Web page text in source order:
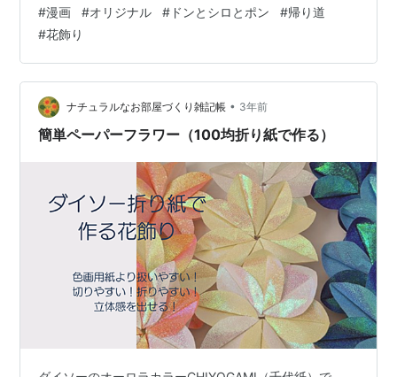
#漫画 #オリジナル # ドンとシロとポン #帰り道
#花飾り
ナチュラルなお部屋づくり雑記帳 • 3年前
簡単ペーパーフラワー（100均折り紙で作る）